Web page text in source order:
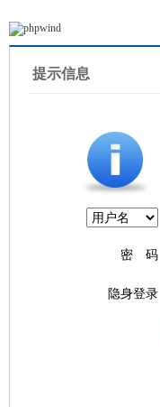
提示信息
密 码
隐身登录